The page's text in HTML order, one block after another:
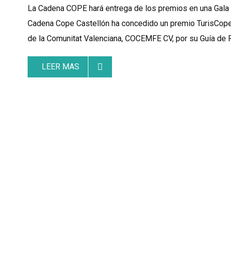
La Cadena COPE hará entrega de los premios en una
Cadena Cope Castellón ha concedido un premio
de la Comunitat Valenciana, COCEMFE CV, por su Guía
LEER MAS